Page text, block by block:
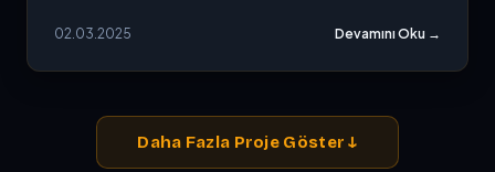
02.03.2025 Devamını Oku →
Daha Fazla Proje Göster ↓